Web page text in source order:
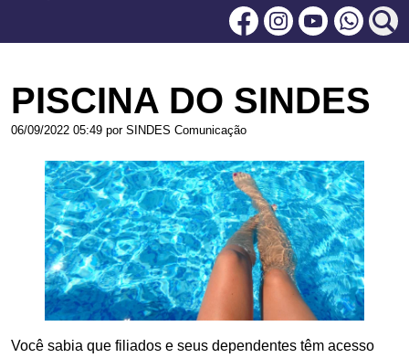
FacebookInstagram
PISCINA DO SINDES
06/09/2022 05:49 por SINDES Comunicação
Você sabia que filiados e seus dependentes têm acesso